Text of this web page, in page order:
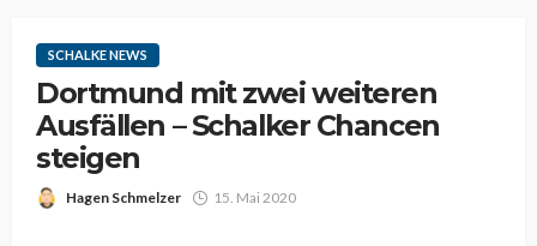
SCHALKE NEWS
Dortmund mit zwei weiteren
Ausfällen – Schalker Chancen
steigen
Hagen Schmelzer 15. Mai 2020